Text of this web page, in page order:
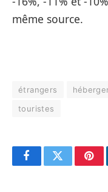
même source.
étrangers
touristes
FacebookTwitter